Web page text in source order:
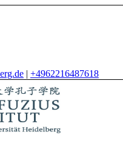
| +4962216487618